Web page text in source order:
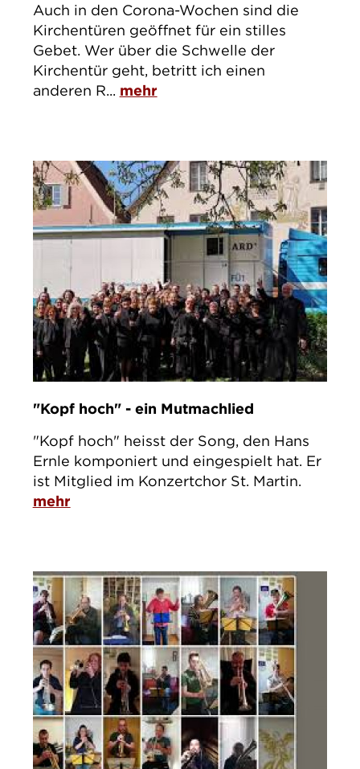
Auch in den Corona-Wochen sind die
Kirchentüren geöffnet für ein stilles
Gebet. Wer über die Schwelle der
Kirchentür geht, betritt ich einen
anderen R... mehr
"Kopf hoch" - ein Mutmachlied
"Kopf hoch" heisst der Song, den Hans
Ernle komponiert und eingespielt hat. Er
ist Mitglied im Konzertchor St. Martin.
mehr